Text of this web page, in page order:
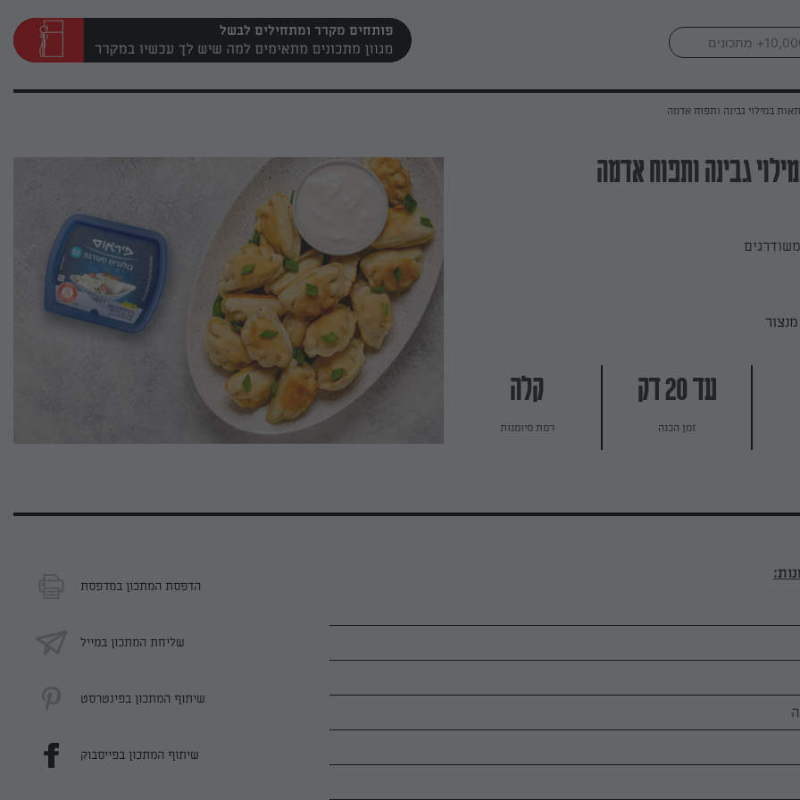
פותחים מקרר ומתחילים לבשל
במילוי גבינה ותפוח אדמה
גבינה ותפוח אדמה
עד 20 דק
זמן הכנה
קלה
רמת מיומנות
הדפסת המתכון במדפסת
שליחת המתכון במייל
שיתוף המתכון בפינטרסט
שיתוף המתכון בפייסבוק